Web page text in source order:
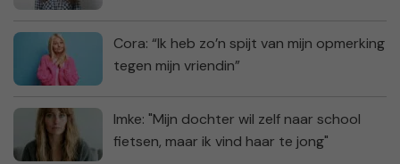
Cora: “Ik heb zo’n spijt van mijn opmerking
tegen mijn vriendin”
Imke: "Mijn dochter wil zelf naar school
fietsen, maar ik vind haar te jong"